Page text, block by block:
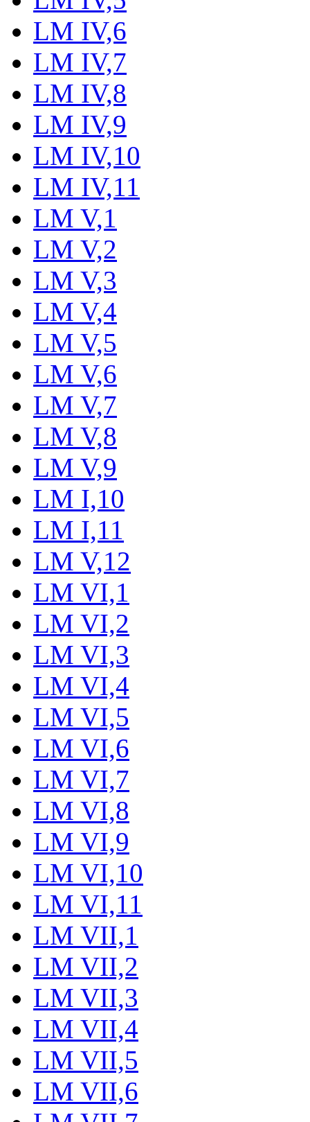
LM IV,6
LM IV,7
LM IV,8
LM IV,9
LM IV,10
LM IV,11
LM V,1
LM V,2
LM V,3
LM V,4
LM V,5
LM V,6
LM V,7
LM V,8
LM V,9
LM I,10
LM I,11
LM V,12
LM VI,1
LM VI,2
LM VI,3
LM VI,4
LM VI,5
LM VI,6
LM VI,7
LM VI,8
LM VI,9
LM VI,10
LM VI,11
LM VII,1
LM VII,2
LM VII,3
LM VII,4
LM VII,5
LM VII,6